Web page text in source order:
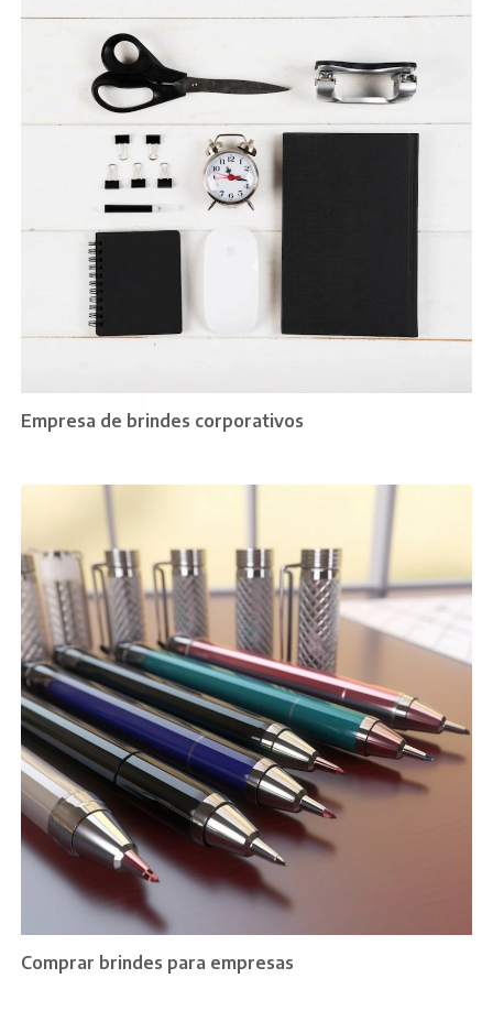
Empresa de brindes corporativos
Comprar brindes para empresas